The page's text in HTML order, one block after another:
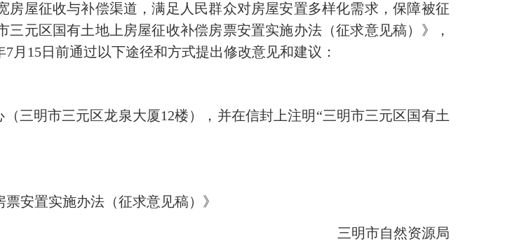
屋征收与补偿渠道，满足人民群众对房屋安置多样化需求，保障被征
元区国有土地上房屋征收补偿房票安置实施办法（征求意见稿）》，
月15日前通过以下途径和方式提出修改意见和建议：
明市三元区龙泉大厦12楼），并在信封上注明“三明市三元区国有土
安置实施办法（征求意见稿）》
三明市自然资源局